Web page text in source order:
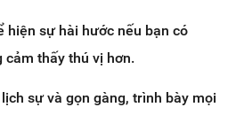
hiện sự hài hước nếu bạn có
cảm thấy thú vị hơn.
sự và gọn gàng, trình bày mọi